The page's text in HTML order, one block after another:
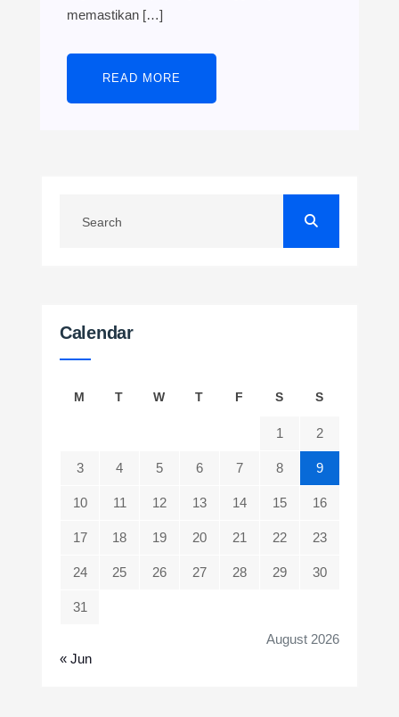
memastikan […]
READ MORE
Calendar
August 2026
M T W T F S S
1 2
3 4 5 6 7 8 9
10 11 12 13 14 15 16
17 18 19 20 21 22 23
24 25 26 27 28 29 30
31
« Jun